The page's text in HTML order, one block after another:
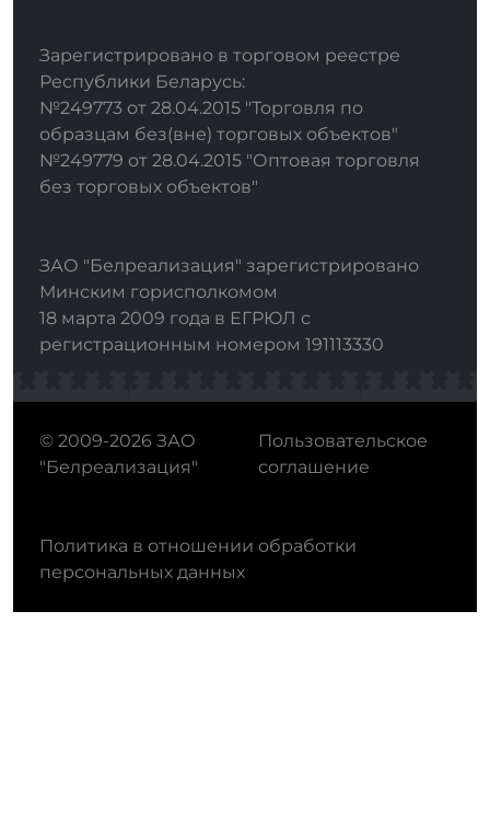
Зарегистрировано в торговом реестре
Республики Беларусь:
№249773 от 28.04.2015 "Торговля по
образцам без(вне) торговых объектов"
№249779 от 28.04.2015 "Оптовая торговля
без торговых объектов"
ЗАО "Белреализация" зарегистрировано
Минским горисполкомом
18 марта 2009 года в ЕГРЮЛ с
регистрационным номером 191113330
© 2009-2026 ЗАО
"Белреализация"
Пользовательское
соглашение
Политика в отношении обработки
персональных данных